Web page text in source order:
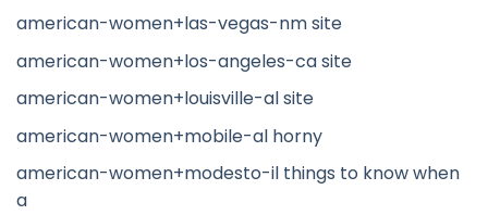
american-women+las-vegas-nm site
american-women+los-angeles-ca site
american-women+louisville-al site
american-women+mobile-al horny
american-women+modesto-il things to know when
a